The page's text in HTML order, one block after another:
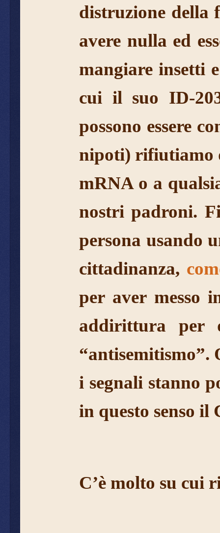
distruzione della
avere nulla ed
mangiare insetti
cui il suo ID-
possono essere
nipoti) rifiutiamo
mRNA o a
nostri padroni.
persona usando
cittadinanza,
per aver messo
addirittura per
“antisemitismo”.
i segnali stanno
in questo senso il
C’è molto su cui